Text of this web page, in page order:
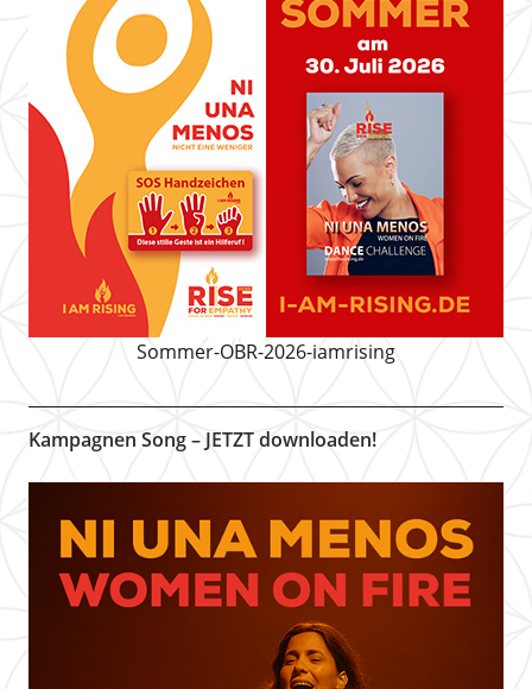
Sommer-OBR-2026-iamrising
Kampagnen Song – JETZT downloaden!